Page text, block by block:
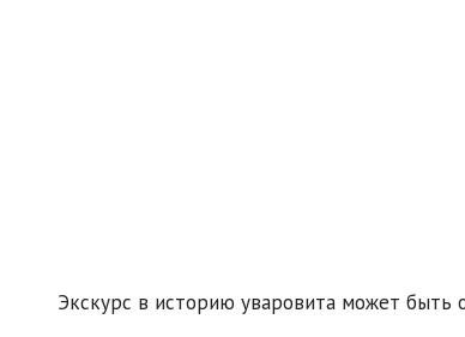
Экскурс в историю уваровита может быть